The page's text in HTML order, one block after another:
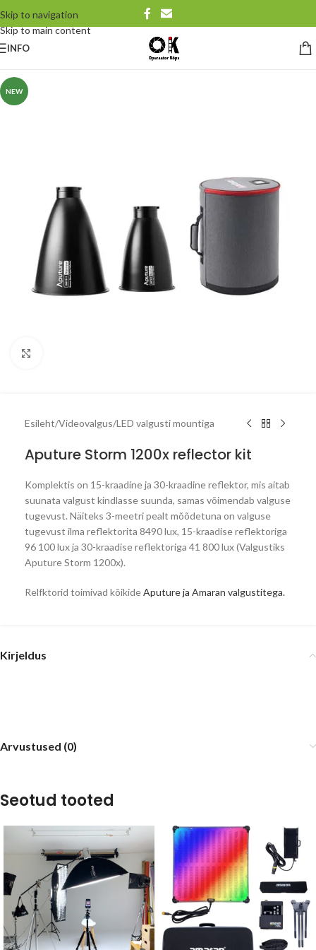
Skip to navigation
Skip to main content
INFO
NEW
Esileht/Videovalgus/LED valgusti mountiga
Aputure Storm 1200x reflector kit
Komplektis on 15-kraadine ja 30-kraadine reflektor, mis aitab
suunata valgust kindlasse suunda, samas võimendab valguse
tugevust. Näiteks 3-meetri pealt mõõdetuna on valguse
tugevust ilma reflektorita 8490 lux, 15-kraadise reflektoriga
96 100 lux ja 30-kraadise reflektoriga 41 800 lux (Valgustiks
Aputure Storm 1200x).
Relfktorid toimivad kõikideAputure ja Amaran valgustitega.
Kirjeldus
Arvustused (0)
Seotud tooted